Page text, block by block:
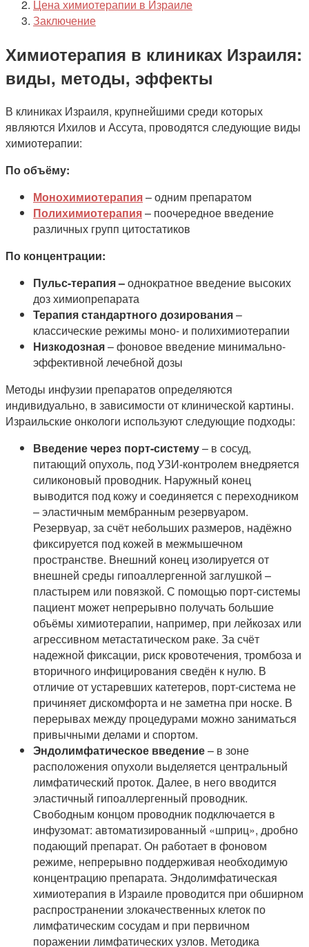
Цена химиотерапии в Израиле
Заключение
Химиотерапия в клиниках Израиля:
виды, методы, эффекты
В клиниках Израиля, крупнейшими среди которых
являются Ихилов и Ассута, проводятся следующие виды
химиотерапии:
По объёму:
Монохимиотерапия– одним препаратом
Полихимиотерапия– поочередное введение
различных групп цитостатиков
По концентрации:
Пульс-терапия –однократное введение высоких
доз химиопрепарата
Терапия стандартного дозирования–
классические режимы моно- и полихимиотерапии
Низкодозная– фоновое введение минимально-
эффективной лечебной дозы
Методы инфузии препаратов определяются
индивидуально, в зависимости от клинической картины.
Израильские онкологи используют следующие подходы:
Введение через порт-систему– в сосуд,
питающий опухоль, под УЗИ-контролем внедряется
силиконовый проводник. Наружный конец
выводится под кожу и соединяется с переходником
– эластичным мембранным резервуаром.
Резервуар, за счёт небольших размеров, надёжно
фиксируется под кожей в межмышечном
пространстве. Внешний конец изолируется от
внешней среды гипоаллергенной заглушкой –
пластырем или повязкой. С помощью порт-системы
пациент может непрерывно получать большие
объёмы химиотерапии, например, при лейкозах или
агрессивном метастатическом раке. За счёт
надежной фиксации, риск кровотечения, тромбоза и
вторичного инфицирования сведён к нулю. В
отличие от устаревших катетеров, порт-система не
причиняет дискомфорта и не заметна при носке. В
перерывах между процедурами можно заниматься
привычными делами и спортом.
Эндолимфатическое введение– в зоне
расположения опухоли выделяется центральный
лимфатический проток. Далее, в него вводится
эластичный гипоаллергенный проводник.
Свободным концом проводник подключается в
инфузомат: автоматизированный «шприц», дробно
подающий препарат. Он работает в фоновом
режиме, непрерывно поддерживая необходимую
концентрацию препарата. Эндолимфатическая
химиотерапия в Израиле проводится при обширном
распространении злокачественных клеток по
лимфатическим сосудам и при первичном
поражении лимфатических узлов. Методика